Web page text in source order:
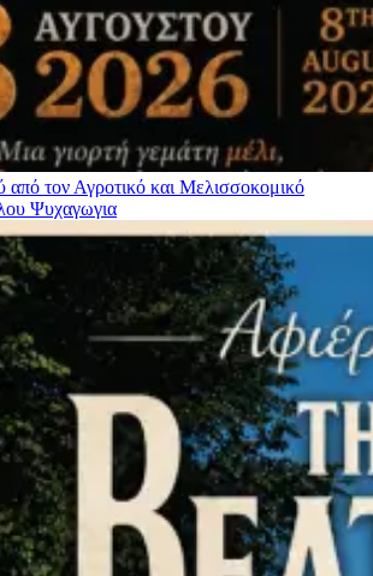
τον Αγροτικό και Μελισσοκομικό
Ψυχαγωγια